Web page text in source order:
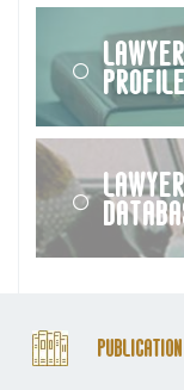
Lawyer
Publication